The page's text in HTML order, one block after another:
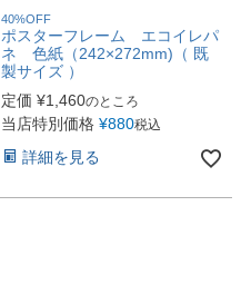
40%OFF
ポスターフレーム エコイレパ
ネ 色紙（242×272mm)（ 既
製サイズ ）
定価 ¥1,460のところ
当店特別価格 ¥880税込
詳細を見る